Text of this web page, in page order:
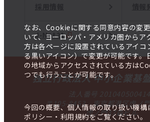
なお、Cookieに関する同意内容の変
いて、ヨーロッパ・アメリカ圏からア
方は各ページに設置されているアイコ
る黒いアイコン）で変更が可能です。
の地域からアクセスされている方は
つでも行うことが可能です。
今回の概要、個人情報の取り扱い機構
ポリシー・利用規約をご覧ください。
J-Net21
独立行政法人 中小企業基
法人番号
〒105-8453 東京都港区虎ノ
虎ノ門37森ビル